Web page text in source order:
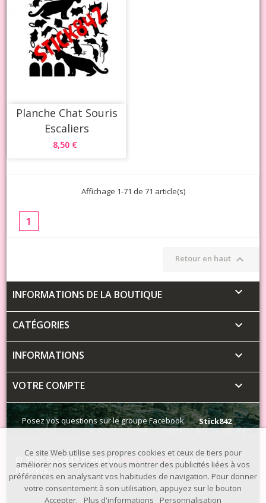
Planche Chat Souris
Escaliers
8,50 €
Affichage 1-71 de 71 article(s)
1
Retour en haut 
INFORMATIONS DE LA BOUTIQUE 
CATÉGORIES 
INFORMATIONS 
VOTRE COMPTE 
Ce site Web utilise ses propres cookies et ceux de tiers pour
améliorer nos services et vous montrer des publicités liées à vos
préférences en analysant vos habitudes de navigation. Pour donner
votre consentement à son utilisation, appuyez sur le bouton
Accepter.
Plus d'informations Personnalisation
Posez vos questions sur le groupe Facebook Stick842
© 2020 Stick842 Theme by Waterthemes
. Tous droits
réservés.